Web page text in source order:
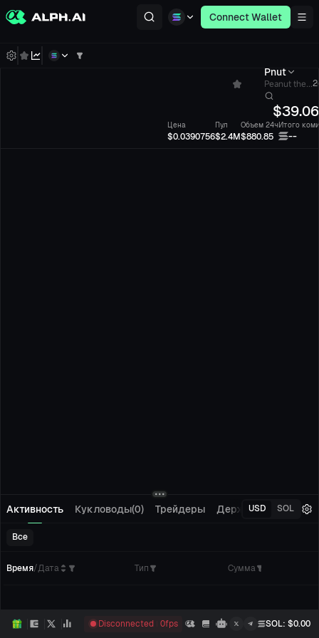
Connect Wallet
Pnut
Peanut the...
$
Цена
$0.0390756
Пул
$2.4M
Объем 24ч
$880.85
Итого
--
Активность Кукловоды(0) Трейдеры Держатели(0)
USD SOL
Все
Время/Дата Тип Сумма
Disconnected 0fps SOL: $0.00